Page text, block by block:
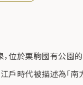
位於栗駒國有公園
時代被描述為「南